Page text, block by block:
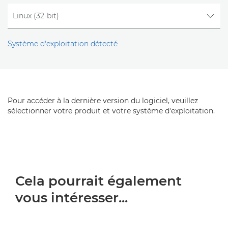
Système d'exploitation détecté
Pour accéder à la dernière version du logiciel, veuillez
sélectionner votre produit et votre système d'exploitation.
Cela pourrait également
vous intéresser...